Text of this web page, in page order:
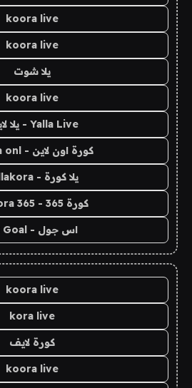
koora live
koora live
يلا شوت
koora live
Yalla Live - يلا لايف
كورة اون لاين - koora onl
يلا كورة - yallakora
كورة 365 - kooora 365
اس جول - AS Goal
koora live
kora live
كورة لايف
koora live